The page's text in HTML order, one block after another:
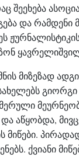
შეეხება
და რამდენი
მიზეზად
გიორგი
აწყობდა,
მიწები.
ქვიანი